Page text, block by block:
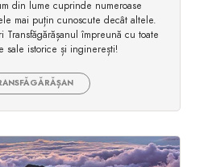
din lume cuprinde numeroase
mai puțin cunoscute decât altele.
Transfăgărășanul împreună cu toate
sale istorice și inginerești!